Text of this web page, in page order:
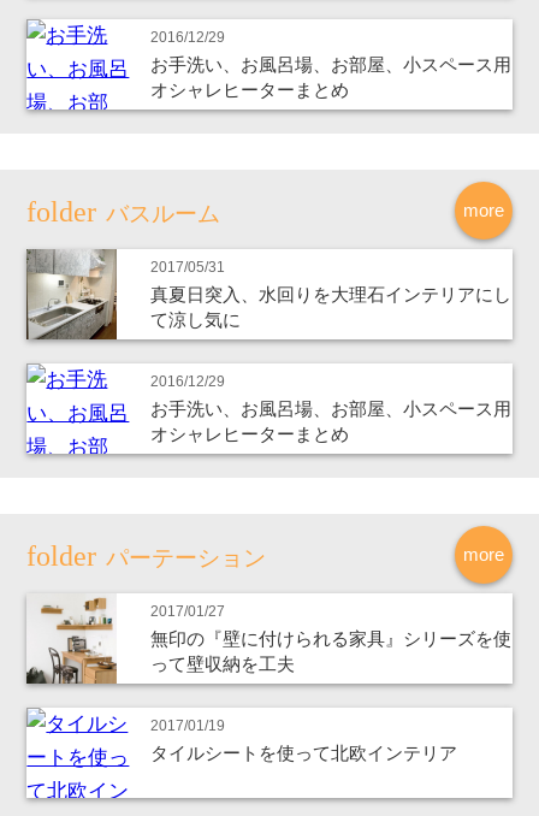
2016/12/29
お手洗い、お風呂場、お部屋、小スペース用
オシャレヒーターまとめ
more
バスルーム
2017/05/31
真夏日突入、水回りを大理石インテリアにし
て涼し気に
2016/12/29
お手洗い、お風呂場、お部屋、小スペース用
オシャレヒーターまとめ
more
パーテーション
2017/01/27
無印の『壁に付けられる家具』シリーズを使
って壁収納を工夫
2017/01/19
タイルシートを使って北欧インテリア